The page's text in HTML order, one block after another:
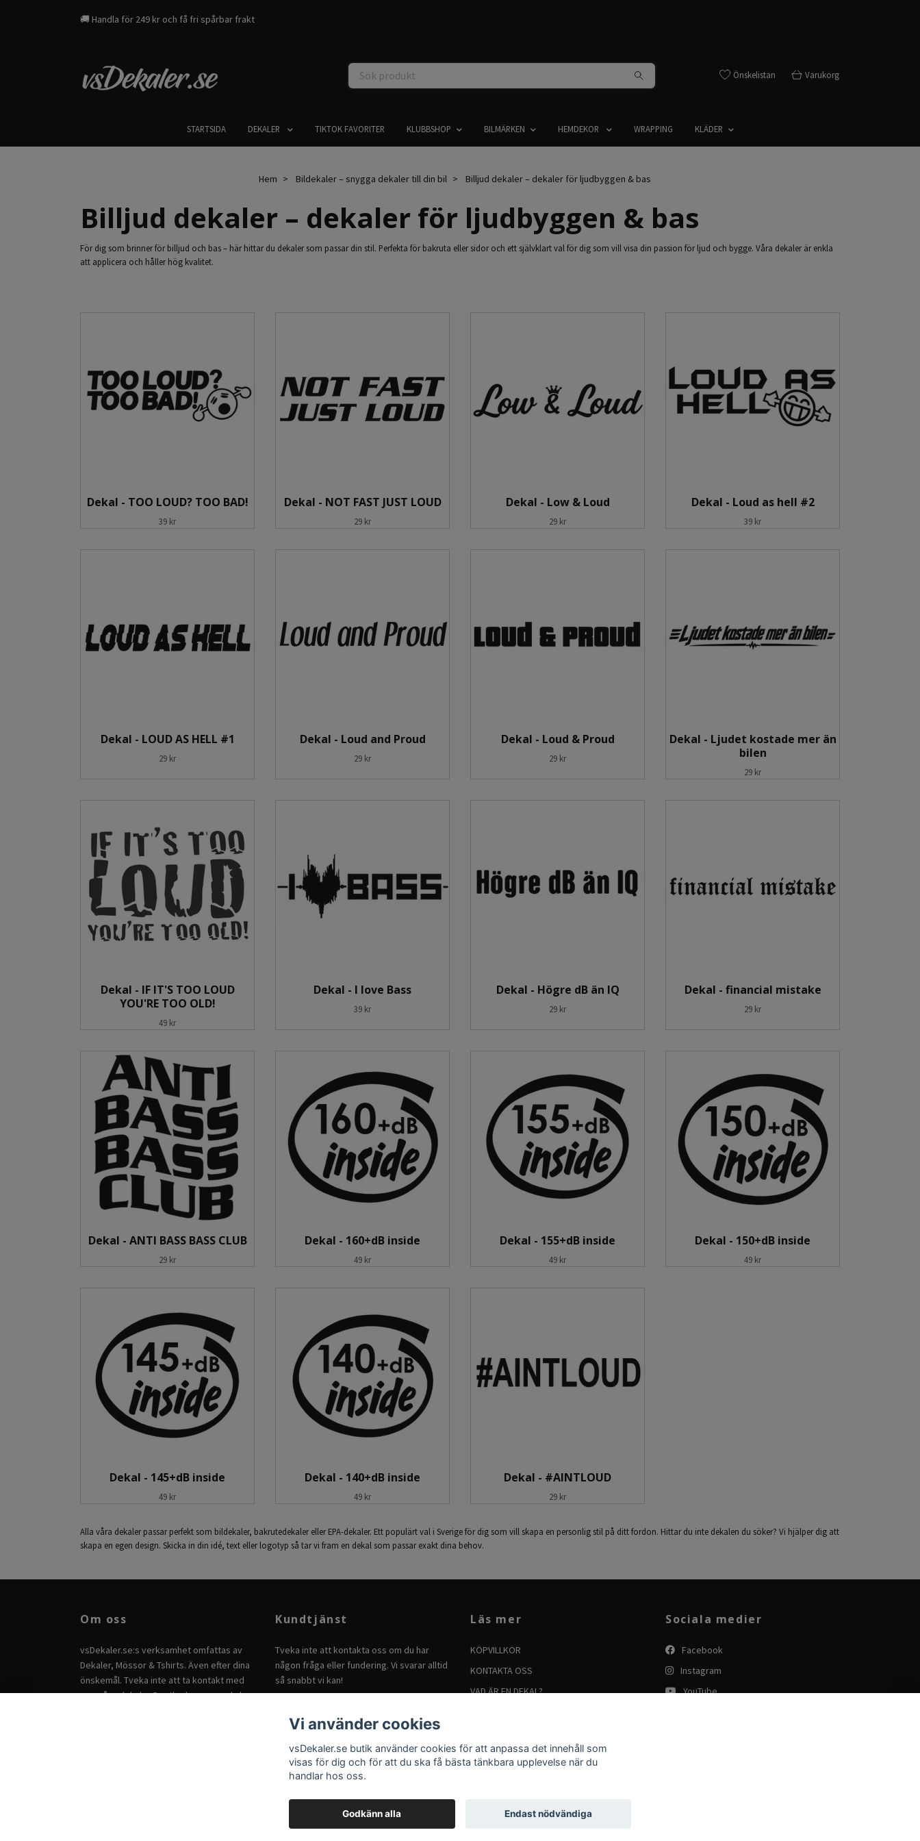
🚚 Handla för 249 kr och få fri spårbar frakt
Önskelistan Varukorg
STARTSIDA DEKALER TIKTOK FAVORITER KLUBBSHOP BILMÄRKEN HEMDEKOR WRAPPING KLÄDER
Hem Bildekaler – snygga dekaler till din bil Billjud dekaler – dekaler för ljudbyggen & bas
Billjud dekaler – dekaler för ljudbyggen & bas
För dig som brinner för billjud och bas – här hittar du dekaler som passar din stil. Perfekta för bakruta eller sidor och ett självklart val för dig som vill visa din passion för ljud och bygge. Våra dekaler är enkla
att applicera och håller hög kvalitet.
Dekal - TOO LOUD? TOO BAD!
39 kr
Dekal - NOT FAST JUST LOUD
29 kr
Dekal - Low & Loud
29 kr
Dekal - Loud as hell #2
39 kr
Dekal - LOUD AS HELL #1
29 kr
Dekal - Loud and Proud
29 kr
Dekal - Loud & Proud
29 kr
Dekal - Ljudet kostade mer än
bilen
29 kr
Dekal - IF IT'S TOO LOUD
YOU'RE TOO OLD!
49 kr
Dekal - I love Bass
39 kr
Dekal - Högre dB än IQ
29 kr
Dekal - financial mistake
29 kr
Dekal - ANTI BASS BASS CLUB
29 kr
Dekal - 160+dB inside
49 kr
Dekal - 155+dB inside
49 kr
Dekal - 150+dB inside
49 kr
Dekal - 145+dB inside
49 kr
Dekal - 140+dB inside
49 kr
Dekal - #AINTLOUD
29 kr
Alla våra dekaler passar perfekt som bildekaler, bakrutedekaler eller EPA-dekaler. Ett populärt val i Sverige för dig som vill skapa en personlig stil på ditt fordon. Hittar du inte dekalen du söker? Vi hjälper dig att
skapa en egen design. Skicka in din idé, text eller logotyp så tar vi fram en dekal som passar exakt dina behov.
Om oss
vsDekaler.se:s verksamhet omfattas av
Dekaler, Mössor & Tshirts. Även efter dina
önskemål. Tveka inte att ta kontakt med
oss påvsdekaler@outlook.comom du har
Kundtjänst
Tveka inte att kontakta oss om du har
någon fråga eller fundering. Vi svarar alltid
så snabbt vi kan!
Läs mer
KÖPVILLKOR
KONTAKTA OSS
VAD ÄR EN DEKAL?
RETURER
Sociala medier
Facebook
Instagram
YouTube
Vi använder cookies
vsDekaler.se butik använder cookies för att anpassa det innehåll som
visas för dig och för att du ska få bästa tänkbara upplevelse när du
handlar hos oss.
Godkänn alla Endast nödvändiga